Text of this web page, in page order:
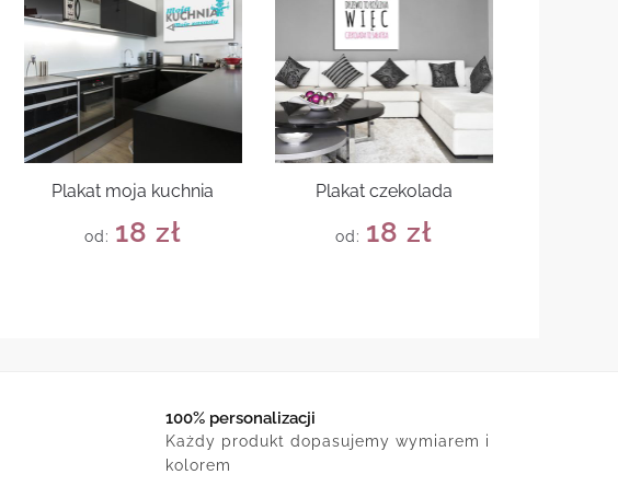
Plakat moja kuchnia
od: 18zł
Plakat czekolada
od: 18zł
100% personalizacji
Każdy produkt dopasujemy wymiarem i
kolorem